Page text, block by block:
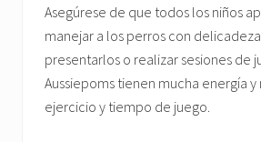
Asegúrese de que todos los niños
manejar a los perros con
presentarlos o realizar sesiones de
Aussiepoms tienen mucha energía
ejercicio y tiempo de juego.